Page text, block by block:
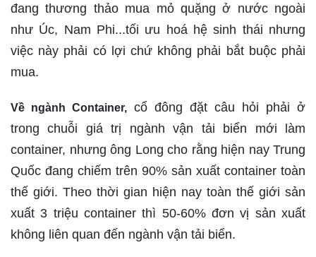
đang thương thảo mua mỏ quặng ở nước ngoài
như Úc, Nam Phi...tối ưu hoá hệ sinh thái nhưng
việc này phải có lợi chứ không phải bắt buộc phải
mua.
Về ngành Container, cổ đông đặt câu hỏi phải ở
trong chuỗi giá trị ngành vận tải biển mới làm
container, nhưng ông Long cho rằng hiện nay Trung
Quốc đang chiếm trên 90% sản xuất container toàn
thế giới. Theo thời gian hiện nay toàn thế giới sản
xuất 3 triệu container thì 50-60% đơn vị sản xuất
không liên quan đến ngành vận tải biển.